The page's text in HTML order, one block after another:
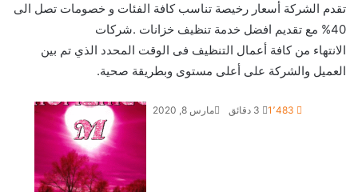
تقدم الشركة أسعار رخيصة تناسب كافة الفئات و خصومات تصل الى
40% مع تقديم افضل خدمة تنظيف خزانات .شركات
الانتهاء من كافة أعمال التنظيف فى الوقت المحدد الذي تم بين
العميل والشركة على أعلى مستوى وبطريقة صحية.
مارس 8, 2020